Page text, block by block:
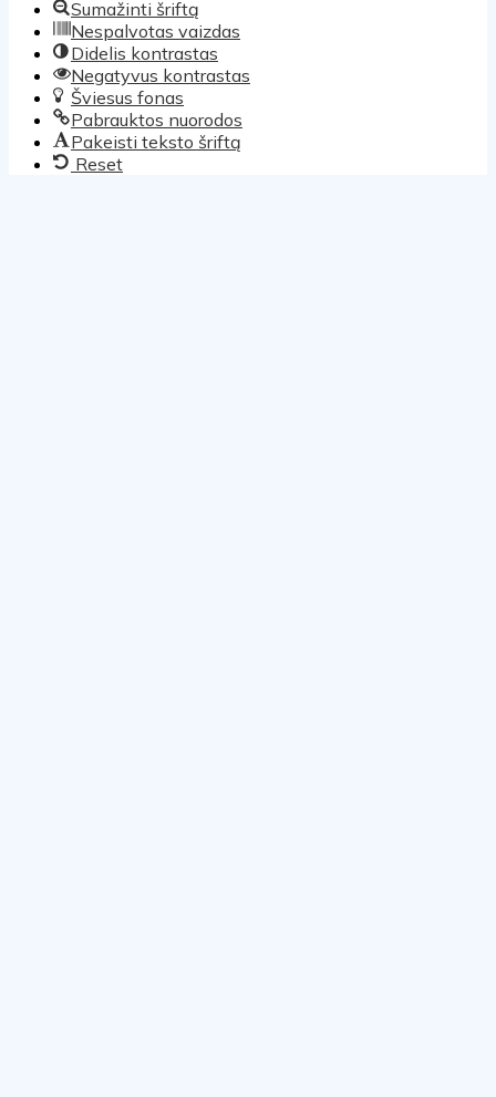
Sumažinti šriftą
Nespalvotas vaizdas
Didelis kontrastas
Negatyvus kontrastas
Šviesus fonas
Pabrauktos nuorodos
Pakeisti teksto šriftą
Reset